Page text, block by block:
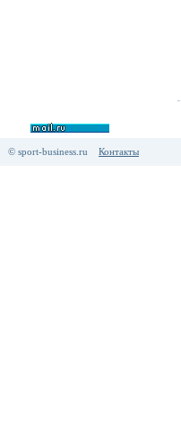
© sport-business.ru Контакты